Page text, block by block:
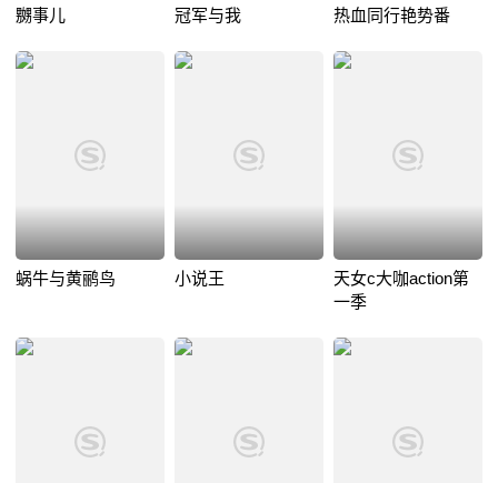
嬲事儿 冠军与我 热血同行艳势番
蜗牛与黄鹂鸟 小说王
天女c大咖action第
一季